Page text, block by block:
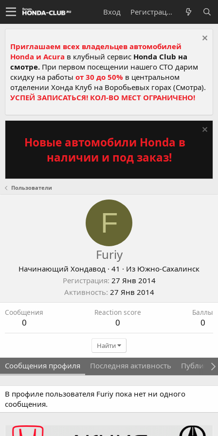
Вход Регистрация
Приглашаем всех владельцев автомобилей
Honda и Acura в клубный сервис Honda Club на
смотре. При первом посещении нашего СТО дарим
скидку на работы от 30 до 50% в центральном
отделении Хонда Клуб на Воробьевых горах (Смотра).
УСПЕЙ ЗАПИСАТЬСЯ! КОЛ-ВО МЕСТ ОГРАНИЧЕНО!
Новые автомобили Honda в
наличии и под заказ!
Пользователи
F
Furiy
Начинающий Хондавод · 41 · Из Южно-Сахалинск
Регистрация 27 Янв 2014
Активность 27 Янв 2014
Сообщения
0
Reaction score
0
Баллы
0
Найти
Сообщения профиля Последняя активность
В профиле пользователя Furiy пока нет ни одного
сообщения.